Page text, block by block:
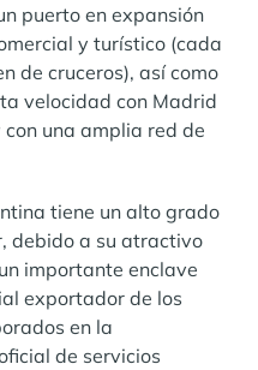
puerto en expansión
y turístico (cada
de cruceros), así como
velocidad con Madrid
una amplia red de
tiene un alto grado
debido a su atractivo
importante enclave
exportador de los
en la
de servicios